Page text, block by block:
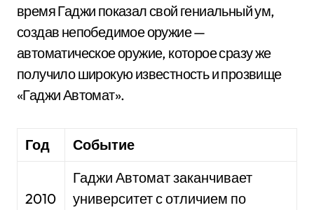
время Гаджи показал свой гениальный ум,
создав непобедимое оружие —
автоматическое оружие, которое сразу же
получило широкую известность и прозвище
«Гаджи Автомат».
Год Событие
2010
Гаджи Автомат заканчивает
университет с отличием по